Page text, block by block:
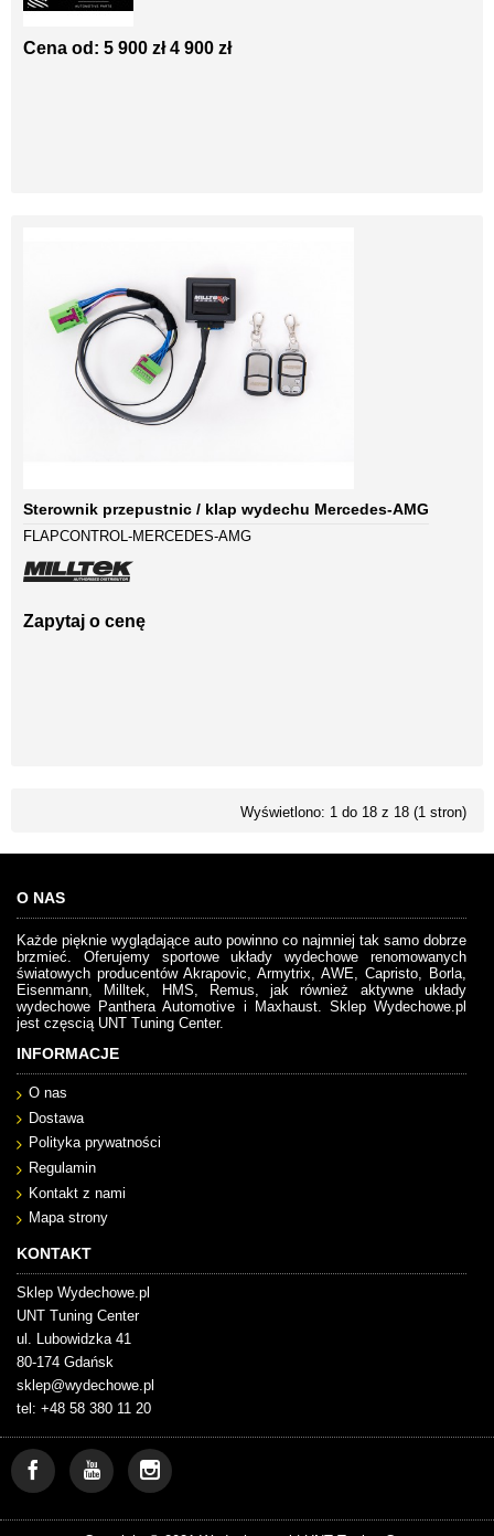
Cena od: 5 900 zł 4 900 zł
Sterownik przepustnic / klap wydechu Mercedes-AMG
FLAPCONTROL-MERCEDES-AMG
Zapytaj o cenę
Wyświetlono: 1 do 18 z 18 (1 stron)
O NAS
Każde pięknie wyglądające auto powinno co najmniej tak samo dobrze
brzmieć. Oferujemy sportowe układy wydechowe renomowanych
światowych producentów Akrapovic, Armytrix, AWE, Capristo, Borla,
Eisenmann, Milltek, HMS, Remus, jak również aktywne układy
wydechowe Panthera Automotive i Maxhaust. Sklep Wydechowe.pl
jest częscią UNT Tuning Center.
INFORMACJE
O nas
Dostawa
Polityka prywatności
Regulamin
Kontakt z nami
Mapa strony
KONTAKT
Sklep Wydechowe.pl
UNT Tuning Center
ul. Lubowidzka 41
80-174 Gdańsk
sklep@wydechowe.pl
tel: +48 58 380 11 20